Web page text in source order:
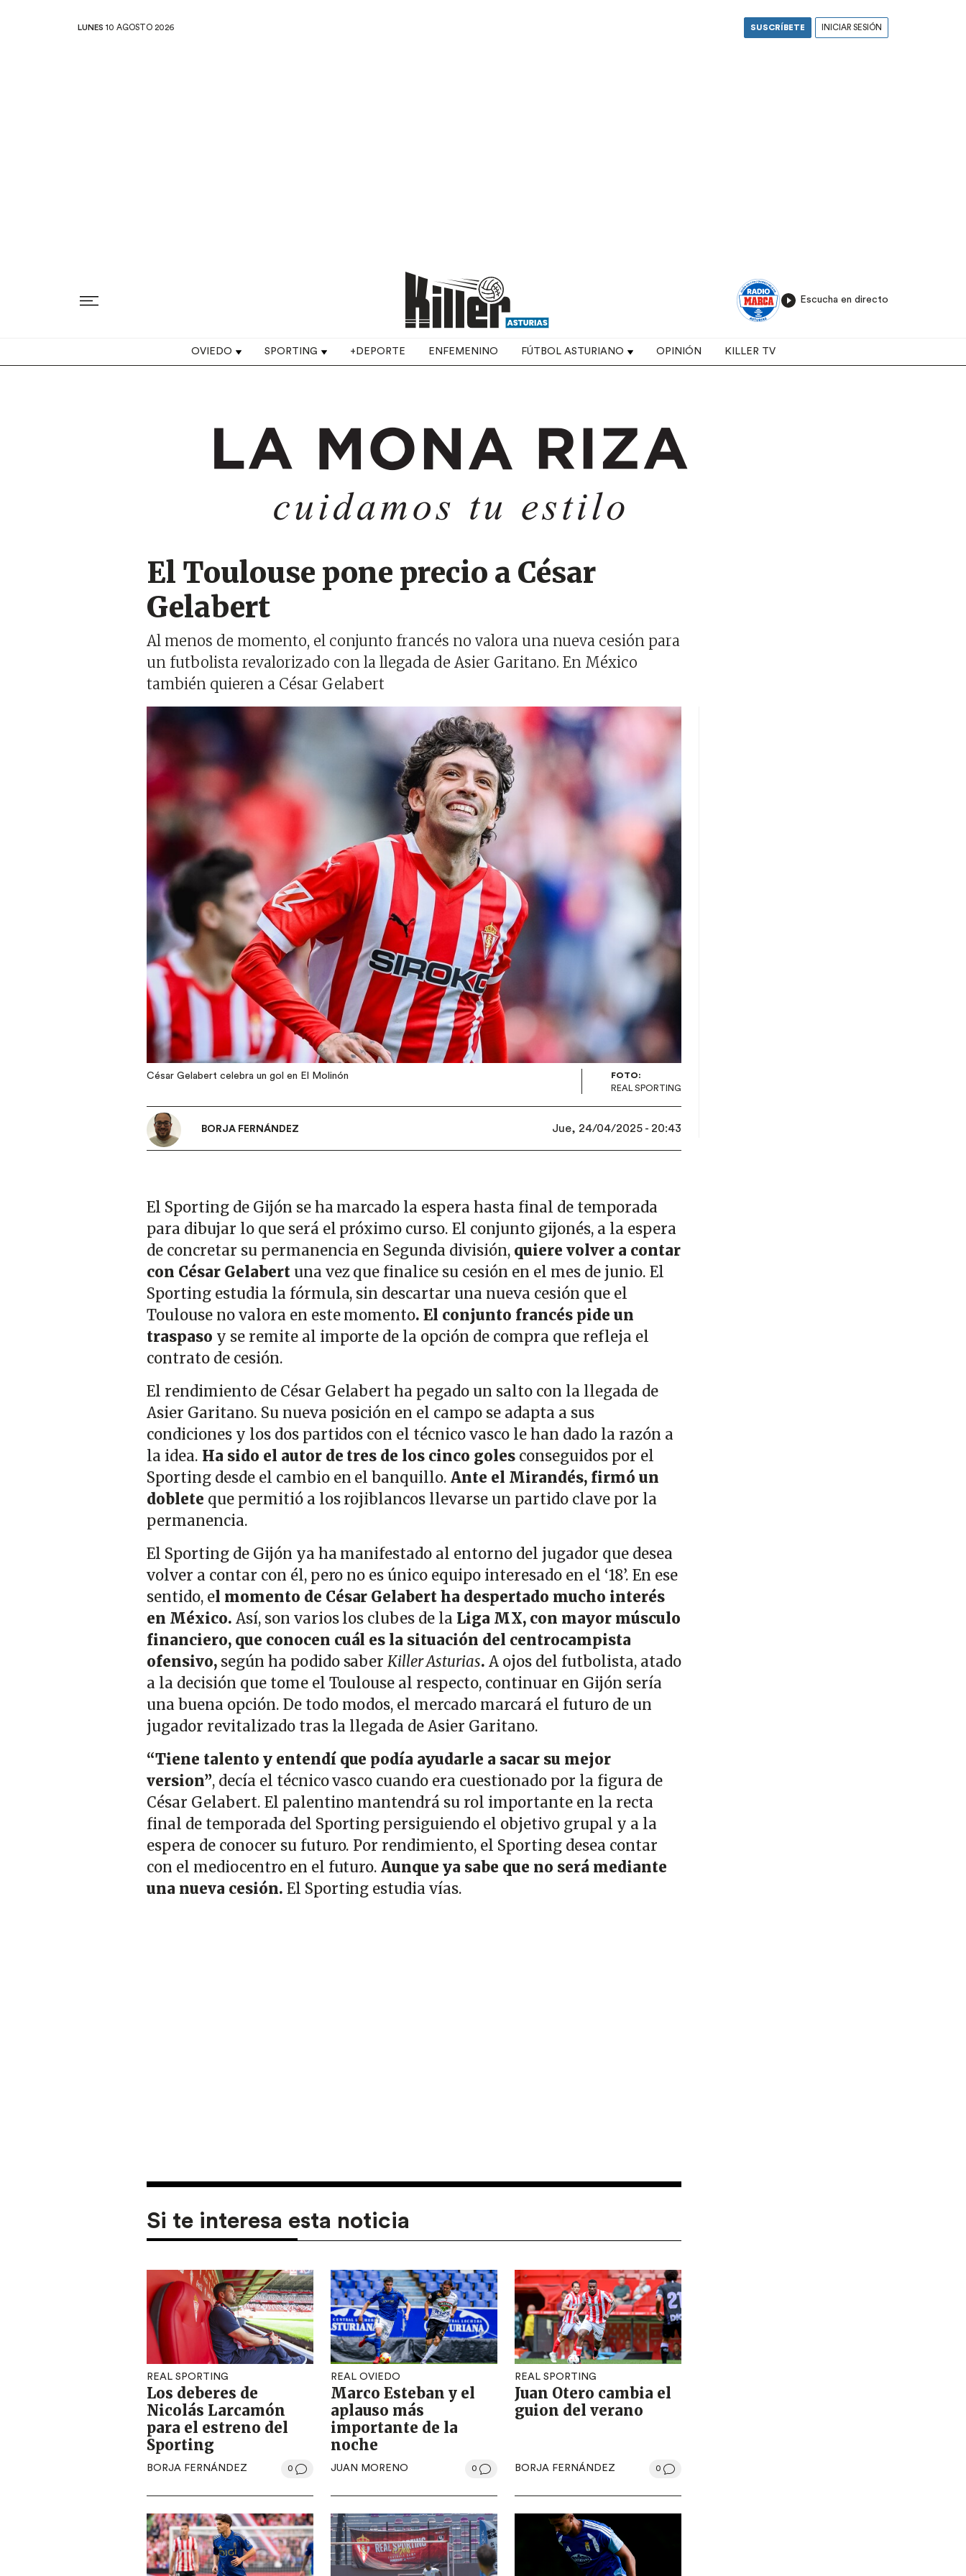
LUNES 10 AGOSTO 2026 SUSCRÍBETE INICIAR SESIÓN
Escucha en directo
Top navigation
OVIEDO SPORTING +DEPORTE ENFEMENINO FÚTBOL ASTURIANO OPINIÓN KILLER TV
El Toulouse pone precio a César
Gelabert
Al menos de momento, el conjunto francés no valora una nueva cesión para
un futbolista revalorizado con la llegada de Asier Garitano. En México
también quieren a César Gelabert
César Gelabert celebra un gol en El Molinón
FOTO:
REAL SPORTING
BORJA FERNÁNDEZ Jue, 24/04/2025 - 20:43
El Sporting de Gijón se ha marcado la espera hasta final de temporada
para dibujar lo que será el próximo curso. El conjunto gijonés, a la espera
de concretar su permanencia en Segunda división, quiere volver a contar
con César Gelabert una vez que finalice su cesión en el mes de junio. El
Sporting estudia la fórmula, sin descartar una nueva cesión que el
Toulouse no valora en este momento. El conjunto francés pide un
traspaso y se remite al importe de la opción de compra que refleja el
contrato de cesión.
El rendimiento de César Gelabert ha pegado un salto con la llegada de
Asier Garitano. Su nueva posición en el campo se adapta a sus
condiciones y los dos partidos con el técnico vasco le han dado la razón a
la idea. Ha sido el autor de tres de los cinco goles conseguidos por el
Sporting desde el cambio en el banquillo.Ante el Mirandés, firmó un
doblete que permitió a los rojiblancos llevarse un partido clave por la
permanencia.
El Sporting de Gijón ya ha manifestado al entorno del jugador que desea
volver a contar con él, pero no es único equipo interesado en el ‘18’. En ese
sentido, el momento de César Gelabert ha despertado mucho interés
en México. Así, son varios los clubes de la Liga MX, con mayor músculo
financiero, que conocen cuál es la situación del centrocampista
ofensivo, según ha podido saberKiller Asturias.A ojos del futbolista, atado
a la decisión que tome el Toulouse al respecto, continuar en Gijón sería
una buena opción. De todo modos, el mercado marcará el futuro de un
jugador revitalizado tras la llegada de Asier Garitano.
“Tiene talento y entendí que podía ayudarle a sacar su mejor
version”, decía el técnico vasco cuando era cuestionado por la figura de
César Gelabert. El palentino mantendrá su rol importante en la recta
final de temporada del Sporting persiguiendo el objetivo grupal y a la
espera de conocer su futuro. Por rendimiento, el Sporting desea contar
con el mediocentro en el futuro.Aunque ya sabe que no será mediante
una nueva cesión. El Sporting estudia vías.
Si te interesa esta noticia
REAL SPORTING
Los deberes de
Nicolás Larcamón
para el estreno del
Sporting
BORJA FERNÁNDEZ 0
REAL OVIEDO
Marco Esteban y el
aplauso más
importante de la
noche
JUAN MORENO 0
REAL SPORTING
Juan Otero cambia el
guion del verano
BORJA FERNÁNDEZ 0